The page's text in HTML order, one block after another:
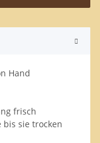
Hand
frisch
bis sie trocken